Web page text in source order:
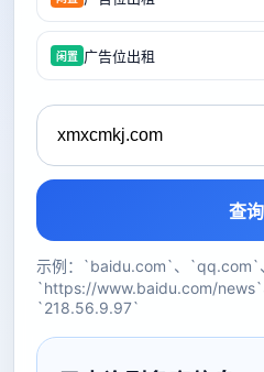
闲置 广告位出租
查询
示例：`baidu.com`、`qq.com`
`https://www.baidu.com/news`
`218.56.9.97`